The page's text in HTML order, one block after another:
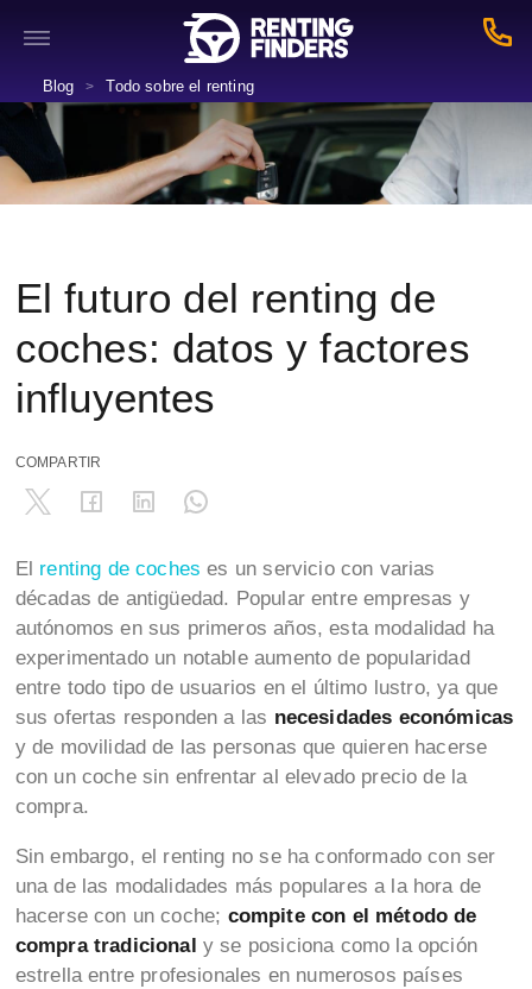
Blog > Todo sobre el renting
El futuro del renting de
coches: datos y factores
influyentes
COMPARTIR
El renting de coches es un servicio con varias
décadas de antigüedad. Popular entre empresas y
autónomos en sus primeros años, esta modalidad ha
experimentado un notable aumento de popularidad
entre todo tipo de usuarios en el último lustro, ya que
sus ofertas responden a las necesidades económicas
y de movilidad de las personas que quieren hacerse
con un coche sin enfrentar al elevado precio de la
compra.
Sin embargo, el renting no se ha conformado con ser
una de las modalidades más populares a la hora de
hacerse con un coche; compite con el método de
compra tradicional y se posiciona como la opción
estrella entre profesionales en numerosos países